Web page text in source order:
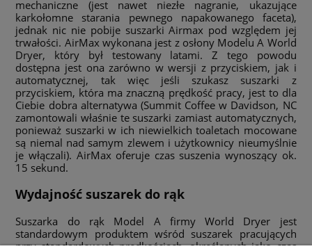
mechaniczne (jest nawet niezłe nagranie, ukazujące
karkołomne starania pewnego napakowanego faceta),
jednak nic nie pobije suszarki Airmax pod względem jej
trwałości. AirMax wykonana jest z osłony Modelu A World
Dryer, który był testowany latami. Z tego powodu
dostępna jest ona zarówno w wersji z przyciskiem, jak i
automatycznej, tak więc jeśli szukasz suszarki z
przyciskiem, która ma znaczną prędkość pracy, jest to dla
Ciebie dobra alternatywa (Summit Coffee w Davidson, NC
zamontowali właśnie te suszarki zamiast automatycznych,
ponieważ suszarki w ich niewielkich toaletach mocowane
są niemal nad samym zlewem i użytkownicy nieumyślnie
je włączali). AirMax oferuje czas suszenia wynoszący ok.
15 sekund.
Wydajność suszarek do rąk
Suszarka do rąk Model A firmy World Dryer jest
standardowym produktem wśród suszarek pracujących
przy standardowych prędkościach, określanych jako czas